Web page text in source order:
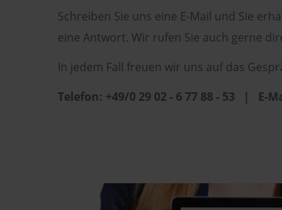
Schreiben Sie uns eine E-Mail und Sie
eine Antwort. Wir rufen Sie auch gerne
In jedem Fall freuen wir uns auf das
Telefon: +49/0 29 02 - 6 77 88 - 53 | E-